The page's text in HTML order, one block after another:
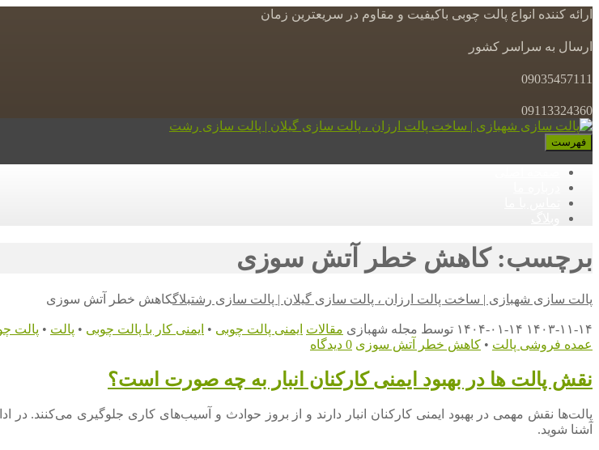
ارائه کننده انواع پالت چوبی باکیفیت و مقاوم در سریعترین زمان
ارسال به سراسر کشور
09035457111
09113324360
فهرست
برچسب: کاهش خطر آتش سوزی
پالت سازی شهبازی | ساخت پالت ارزان ، پالت سازی گیلان | پالت سازی رشتبلاگکاهش خطر آتش سوزی
۱۴۰۳-۱۱-۱۴ ۱۴۰۴-۰۱-۱۴ توسط مجله شهبازی مقالات ایمنی پالت چوبی • ایمنی کار با پالت چوبی • پالت • پالت
عمده فروشی پالت • کاهش خطر آتش سوزی 0 دیدگاه
نقش پالت ها در بهبود ایمنی کارکنان انبار به چه صورت است؟
پالت‌ها نقش مهمی در بهبود ایمنی کارکنان انبار دارند و از بروز حوادث و آسیب‌های کاری جلوگیری می‌کنند. در
آشنا شوید.